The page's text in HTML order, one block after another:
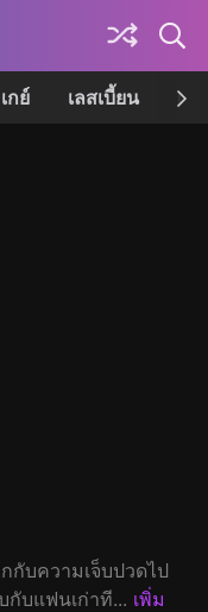
เกย์ เลสเบี้ยน เค
กับความเจ็บปวดไป
กับแฟนเก่าที... เพิ่ม